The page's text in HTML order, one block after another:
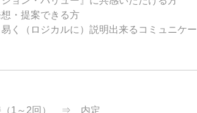
・提案できる方
く（ロジカルに）説明出来るコミュニケー
1～2回） ⇒ 内定